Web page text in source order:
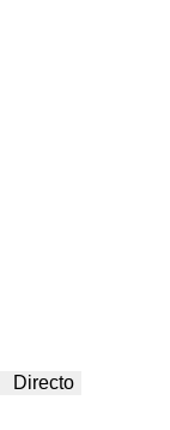
Directo